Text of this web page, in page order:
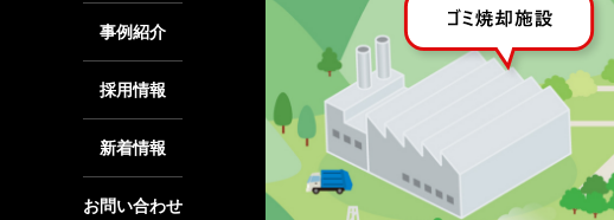
事例紹介
採用情報
新着情報
お問い合わせ